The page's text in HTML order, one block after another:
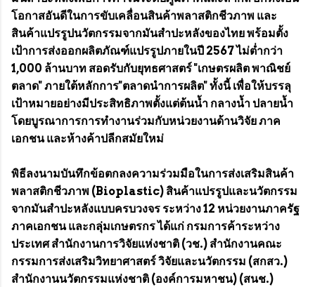
โอกาสอันดีในการขับเคลื่อนสินค้าพลาสติกชีวภาพ และ
สินค้าแปรรูปนวัตกรรมจากมันสำปะหลังของไทย พร้อมตั้ง
เป้าการส่งออกผลิตภัณฑ์แปรรูปภายในปี 2567 ไม่ต่ำกว่า
1,000 ล้านบาท สอดรับกับยุทธศาสตร์ "เกษตรผลิต พาณิชย์
ตลาด" ภายใต้หลักการ"ตลาดนำการผลิต" ทั้งนี้ เพื่อให้บรรลุ
เป้าหมายอย่างมีประสิทธิภาพตั้งแต่ต้นน้ำ กลางน้ำ ปลายน้ำ
โดยบูรณาการการทำงานร่วมกับหน่วยงานด้านวิจัย ภาค
เอกชน และห้างค้าปลีกสมัยใหม่
พิธีลงนามบันทึกข้อตกลงความร่วมมือในการส่งเสริมสินค้า
พลาสติกชีวภาพ (Bioplastic) สินค้าแปรรูปและนวัตกรรม
จากมันสำปะหลังแบบครบวงจร ระหว่าง 12 หน่วยงานภาครัฐ
ภาคเอกชน และกลุ่มเกษตรกร ได้แก่ กรมการค้าระหว่าง
ประเทศ สำนักงานการวิจัยแห่งชาติ (วช.) สำนักงานคณะ
กรรมการส่งเสริมวิทยาศาสตร์ วิจัยและนวัตกรรม (สกสว.)
สำนักงานนวัตกรรมแห่งชาติ (องค์การมหาชน) (สนช.)